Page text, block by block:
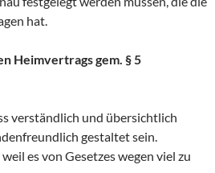
hat.
Heimvertrags gem. § 5
verständlich und übersichtlich
gestaltet sein.
es von Gesetzes wegen viel zu